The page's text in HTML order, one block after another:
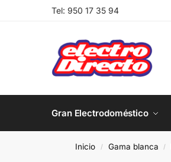
Tel: 950 17 35 94
Gran Electrodoméstico
Inicio / Gama blanca /